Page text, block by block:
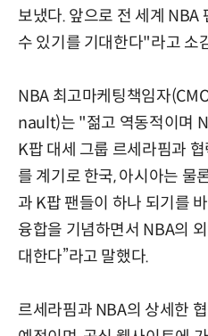
보냈다. 앞으로 전 세계 NBA
수 있기를 기대한다"라고 소
NBA 최고마케팅책임자
nault)는 "젊고 역동적이며
K팝 대세 그룹 르세라핌과
를 계기로 한국, 아시아는 물
과 K팝 팬들이 하나 되기를
융합을 기념하면서 NBA의
대한다”라고 말했다.
르세라핌과 NBA의 상세한